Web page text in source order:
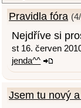
Pravidla fóra
Nejdříve si
st 16. červen
jenda^^
Jsem tu nový